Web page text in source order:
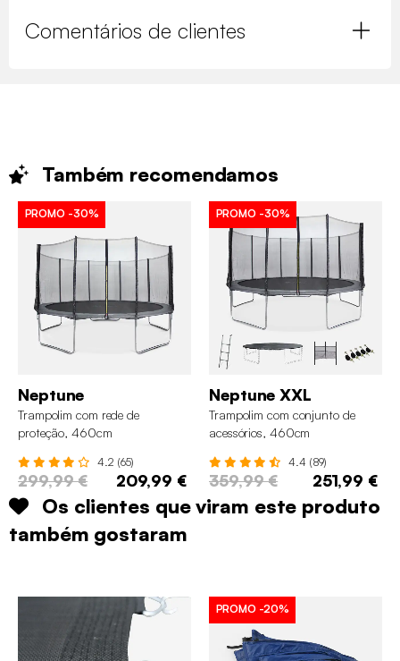
Comentários de clientes
Também recomendamos
PROMO -30%
Neptune
Trampolim com rede de
proteção, 460cm
4.2 (65)
299,99 € 209,99 €
PROMO -30%
Neptune XXL
Trampolim com conjunto de
acessórios, 460cm
4.4 (89)
359,99 € 251,99 €
Os clientes que viram este produto
também gostaram
PROMO -20%